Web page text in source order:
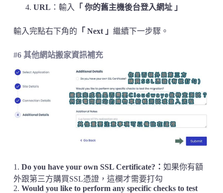
URL ：輸入 「 你的舊主機後台登入網址 」
輸入完點右下角的 「 Next 」 繼續下一步驟。
#6 其他網站搬家資訊補充
1. Do you have your own SSL Certificate?： 如果你有額
外跟第三方購買SSL憑證，這欄才需要打勾
2. Would you like to perform any specific checks to test